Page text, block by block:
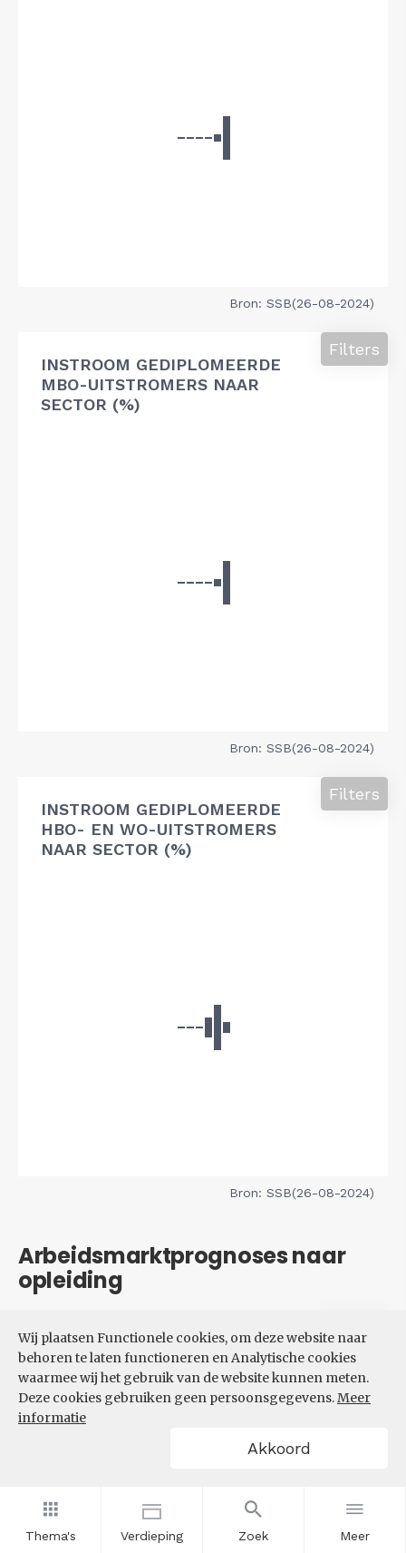
Thema's Verdieping Zoek Meer
Wij plaatsen Functionele cookies, om deze website naar
behoren te laten functioneren en Analytische cookies
waarmee wij het gebruik van de website kunnen meten.
Deze cookies gebruiken geen persoonsgegevens.Meer
informatie
Akkoord
Bron: SSB(26-08-2024)
INSTROOM GEDIPLOMEERDE
MBO-UITSTROMERS NAAR
SECTOR (%)
Filters
Bron: SSB(26-08-2024)
INSTROOM GEDIPLOMEERDE
HBO- EN WO-UITSTROMERS
NAAR SECTOR (%)
Filters
Bron: SSB(26-08-2024)
Arbeidsmarktprognoses naar
opleiding
VERWACHTE UITBREIDINGS-
EN VERVANGINGSVRAAG NAAR
OPLEIDINGSNIVEAU
Filters